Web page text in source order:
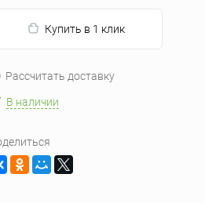
Купить в 1 клик
Рассчитать доставку
В наличии